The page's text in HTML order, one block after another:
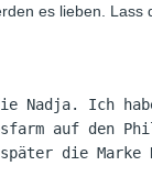
es lieben. Lass
Nadja. Ich
auf den
die Marke